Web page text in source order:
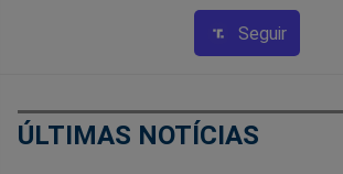
Seguir
ÚLTIMAS NOTÍCIAS